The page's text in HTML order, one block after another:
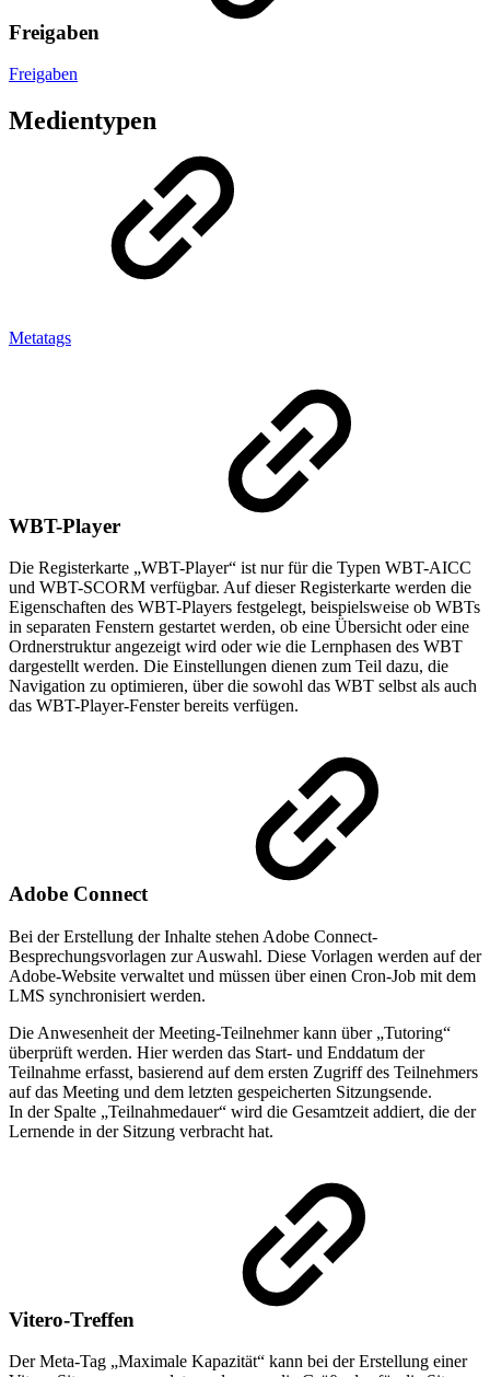
Freigaben
Freigaben
Medientypen
Metatags
WBT-Player
Die Registerkarte „WBT-Player“ ist nur für die Typen WBT-AICC
und WBT-SCORM verfügbar. Auf dieser Registerkarte werden die
Eigenschaften des WBT-Players festgelegt, beispielsweise ob WBTs
in separaten Fenstern gestartet werden, ob eine Übersicht oder eine
Ordnerstruktur angezeigt wird oder wie die Lernphasen des WBT
dargestellt werden. Die Einstellungen dienen zum Teil dazu, die
Navigation zu optimieren, über die sowohl das WBT selbst als auch
das WBT-Player-Fenster bereits verfügen.
Adobe Connect
Bei der Erstellung der Inhalte stehen Adobe Connect-
Besprechungsvorlagen zur Auswahl. Diese Vorlagen werden auf der
Adobe-Website verwaltet und müssen über einen Cron-Job mit dem
LMS synchronisiert werden.
Die Anwesenheit der Meeting-Teilnehmer kann über „Tutoring“
überprüft werden. Hier werden das Start- und Enddatum der
Teilnahme erfasst, basierend auf dem ersten Zugriff des Teilnehmers
auf das Meeting und dem letzten gespeicherten Sitzungsende.
In der Spalte „Teilnahmedauer“ wird die Gesamtzeit addiert, die der
Lernende in der Sitzung verbracht hat.
Vitero-Treffen
Der Meta-Tag „Maximale Kapazität“ kann bei der Erstellung einer